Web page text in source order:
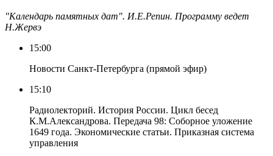
"Календарь памятных дат". И.Е.Репин. Программу ведет
Н.Жервэ
15:00
Новости Санкт-Петербурга (прямой эфир)
15:10
Радиолекторий. История России. Цикл бесед
К.М.Александрова. Передача 98: Соборное уложение
1649 года. Экономические статьи. Приказная система
управления